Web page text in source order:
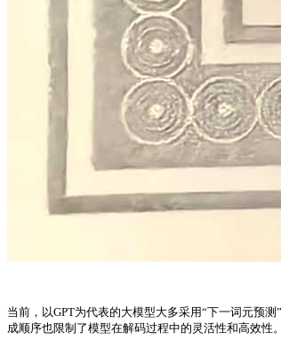
当前，以GPT为代表的大模型大多采用“下一词元预
成顺序也限制了模型在解码过程中的灵活性和高效性。